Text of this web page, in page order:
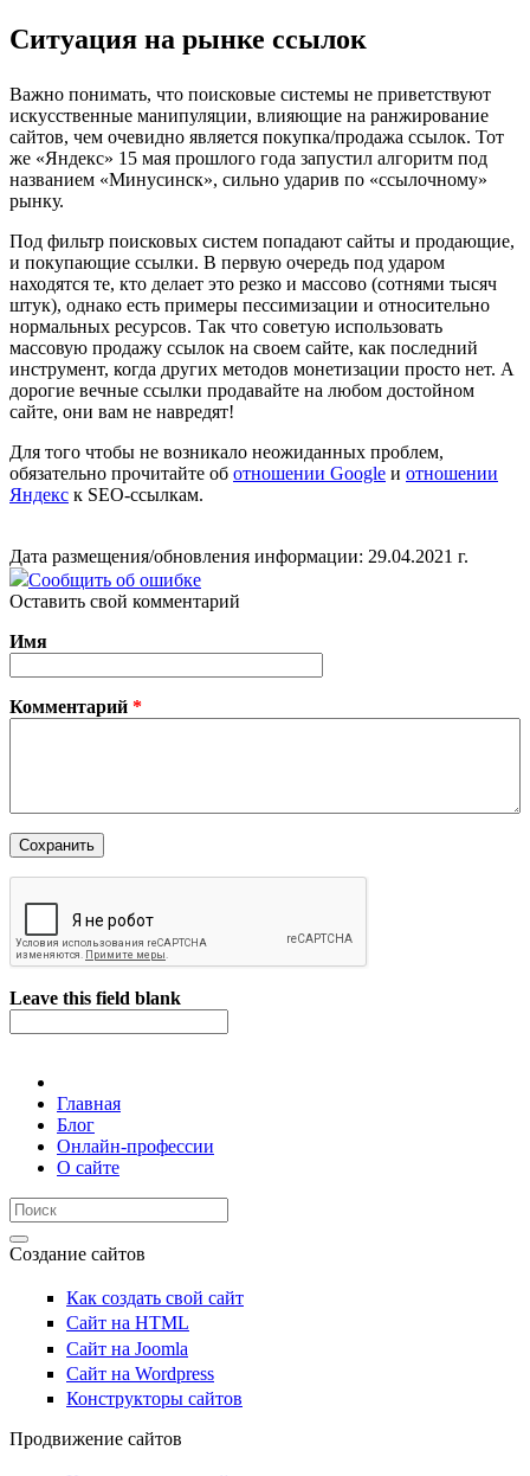
Ситуация на рынке ссылок
Важно понимать, что поисковые системы не приветствуют
искусственные манипуляции, влияющие на ранжирование
сайтов, чем очевидно является покупка/продажа ссылок. Тот
же «Яндекс» 15 мая прошлого года запустил алгоритм под
названием «Минусинск», сильно ударив по «ссылочному»
рынку.
Под фильтр поисковых систем попадают сайты и продающие,
и покупающие ссылки. В первую очередь под ударом
находятся те, кто делает это резко и массово (сотнями тысяч
штук), однако есть примеры пессимизации и относительно
нормальных ресурсов. Так что советую использовать
массовую продажу ссылок на своем сайте, как последний
инструмент, когда других методов монетизации просто нет. А
дорогие вечные ссылки продавайте на любом достойном
сайте, они вам не навредят!
Для того чтобы не возникало неожиданных проблем,
обязательно прочитайте об отношении Google и отношении
Яндекс к SEO-ссылкам.
Дата размещения/обновления информации: 29.04.2021 г.
Сообщить об ошибке
Оставить свой комментарий
Имя
Комментарий *
Leave this field blank
Главная
Блог
Онлайн-профессии
О сайте
Создание сайтов
Как создать свой сайт
Сайт на HTML
Сайт на Joomla
Сайт на Wordpress
Конструкторы сайтов
Продвижение сайтов